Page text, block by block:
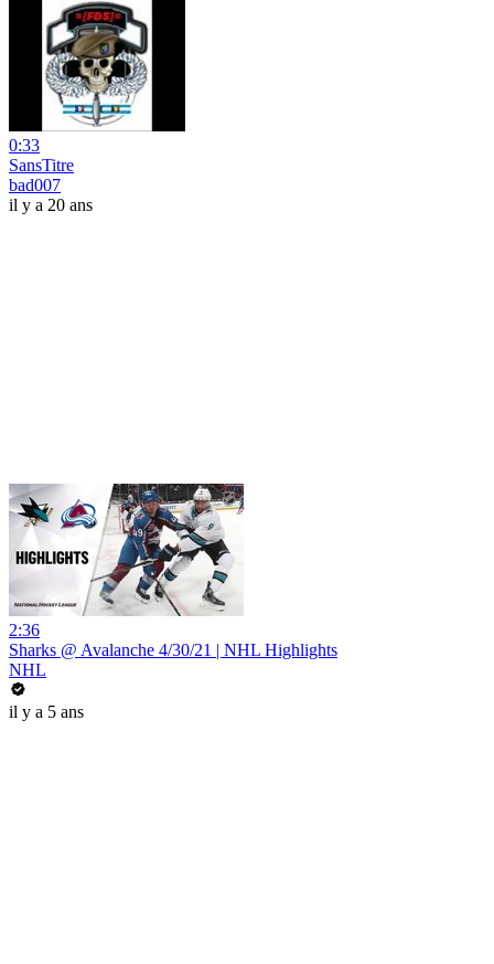
0:33
SansTitre
bad007
il y a 20 ans
2:36
Sharks @ Avalanche 4/30/21 | NHL Highlights
NHL
il y a 5 ans